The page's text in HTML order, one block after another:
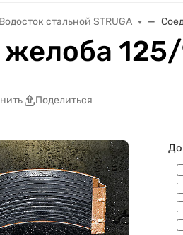
Водосток стальной STRUGA
желоба
Поделиться